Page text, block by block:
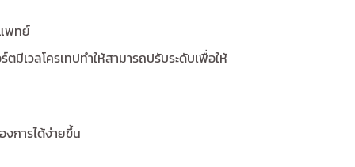
พทย์
เวลโครเทปทำให้สามารถปรับระดับเพื่อให้
การได้ง่ายขึ้น